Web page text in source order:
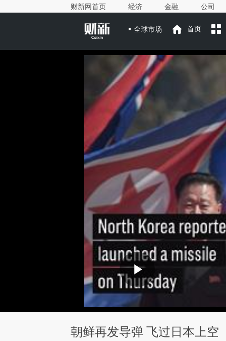
财新网首页 经济 金融 公司
全球市场 首页
朝鲜再发导弹 飞过日本上空